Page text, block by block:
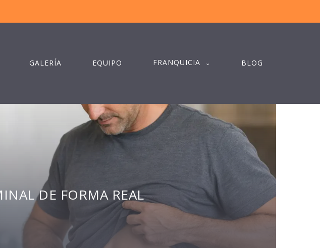
GALERÍA EQUIPO FRANQUICIA BLOG
DE FORMA REAL